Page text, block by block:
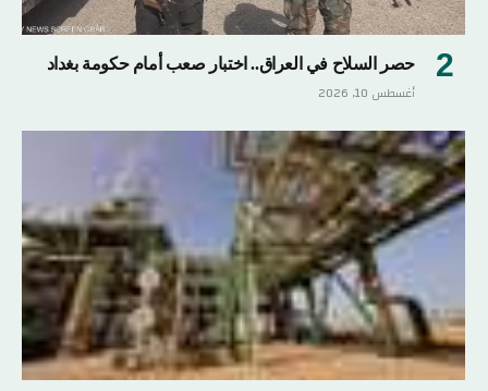
حصر السلاح في العراق.. اختبار صعب أمام حكومة بغداد
أغسطس 10, 2026